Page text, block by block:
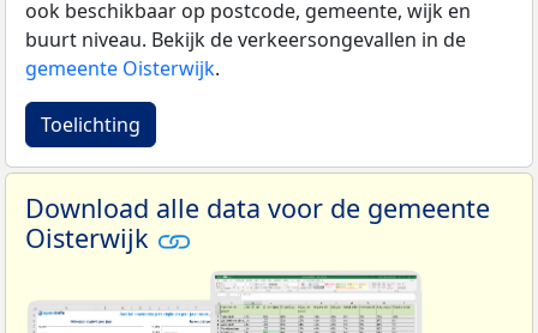
ook beschikbaar op postcode, gemeente, wijk en
buurt niveau. Bekijk de verkeersongevallen in de
gemeente Oisterwijk.
Toelichting
Download alle data voor de gemeente
Oisterwijk